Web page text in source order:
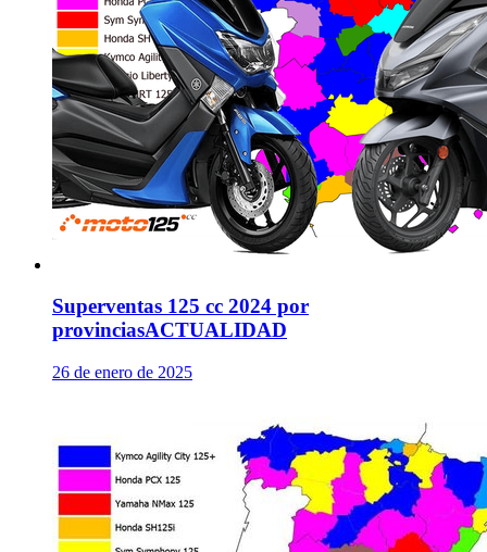
Superventas 125 cc 2024 por
provinciasACTUALIDAD
26 de enero de 2025